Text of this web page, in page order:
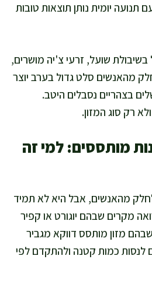
תנועה יומית נותן תוצאות טובות
שועל, זרעי צ'יה מושרים,
מהאנשים סלט גדול בערב יוצר
בצהריים נסבלים היטב.
רק סוג המזון.
מותססים: למי זה
לחלק מהאנשים, אבל היא לא תמיד
מקרים שבהם יוגורט או קפיר
מזון מותסס דווקא מגביר
לנסות כמות קטנה ולהתקדם לפי